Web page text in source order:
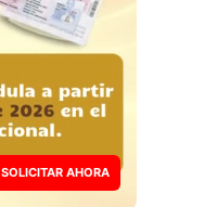
SOLICITAR AHORA